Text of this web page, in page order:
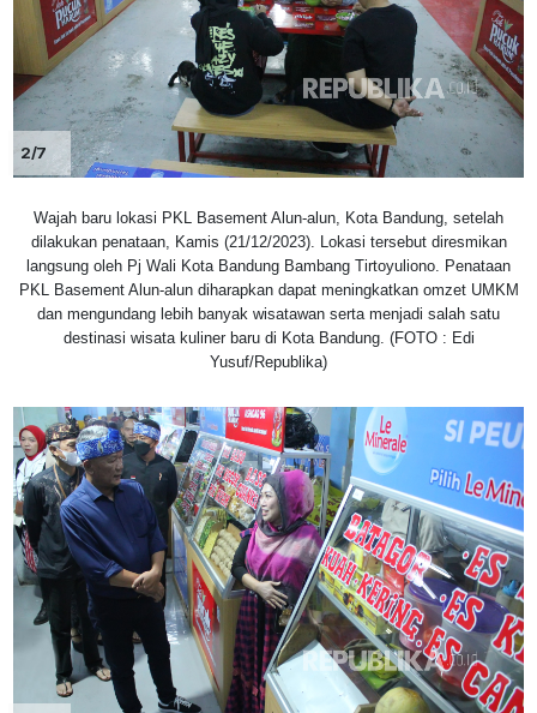
2/7
Wajah baru lokasi PKL Basement Alun-alun, Kota Bandung, setelah
dilakukan penataan, Kamis (21/12/2023). Lokasi tersebut diresmikan
langsung oleh Pj Wali Kota Bandung Bambang Tirtoyuliono. Penataan
PKL Basement Alun-alun diharapkan dapat meningkatkan omzet UMKM
dan mengundang lebih banyak wisatawan serta menjadi salah satu
destinasi wisata kuliner baru di Kota Bandung. (FOTO : Edi
Yusuf/Republika)